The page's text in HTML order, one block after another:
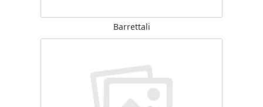
Barrettali